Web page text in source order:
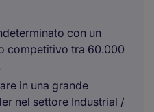
con un
competitivo tra 60.000
in una grande
nel settore Industrial /